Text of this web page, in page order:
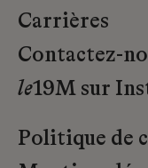
Carrières
Contactez-
le19M sur
Politique de